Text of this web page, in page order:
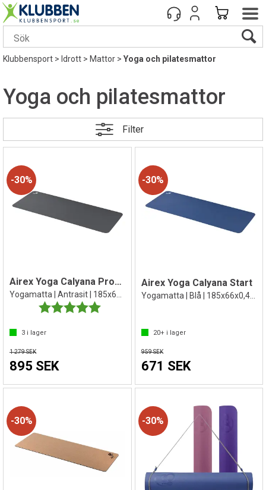
Klubbensport> Idrott>Mattor>Yoga och pilatesmattor
Yoga och pilatesmattor
Filter
30%
Airex Yoga Calyana Professional
Betyg:
5.0 utav 5 stjärnor
3 i lager
1 279 SEK
895 SEK
30%
Airex Yoga Calyana Start
Yogamatta | Blå | 185x66x0,45 cm
20+i lager
959 SEK
671 SEK
30% 30%